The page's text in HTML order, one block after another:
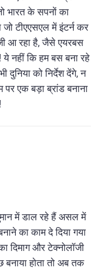
भारत के सपनों का
टीएएसएल में इंटर्न कर
आ रहा है, जैसे एयरबस
ये नहीं कि हम बस बना रहे
दुनिया को निर्देश देंगे, न
एक बड़ा ब्रांड बनाना
में डाल रहे हैं असल में
का काम दे दिया गया
दिमाग और टेक्नोलॉजी
होता तो अब तक